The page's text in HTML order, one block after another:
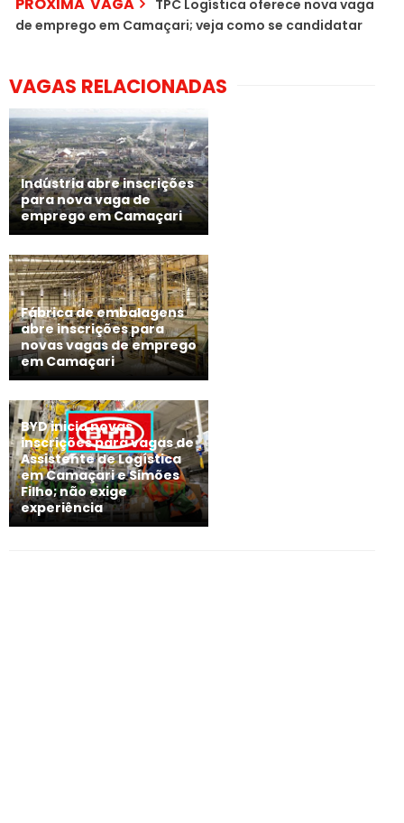
PRÓXIMA VAGA
TPC Logística oferece nova vaga
de emprego em Camaçari; veja como se candidatar
VAGAS RELACIONADAS
Indústria abre inscrições
para nova vaga de
emprego em Camaçari
Fábrica de embalagens
abre inscrições para
novas vagas de emprego
em Camaçari
BYD inicia novas
inscrições para vagas de
Assistente de Logística
em Camaçari e Simões
Filho; não exige
experiência